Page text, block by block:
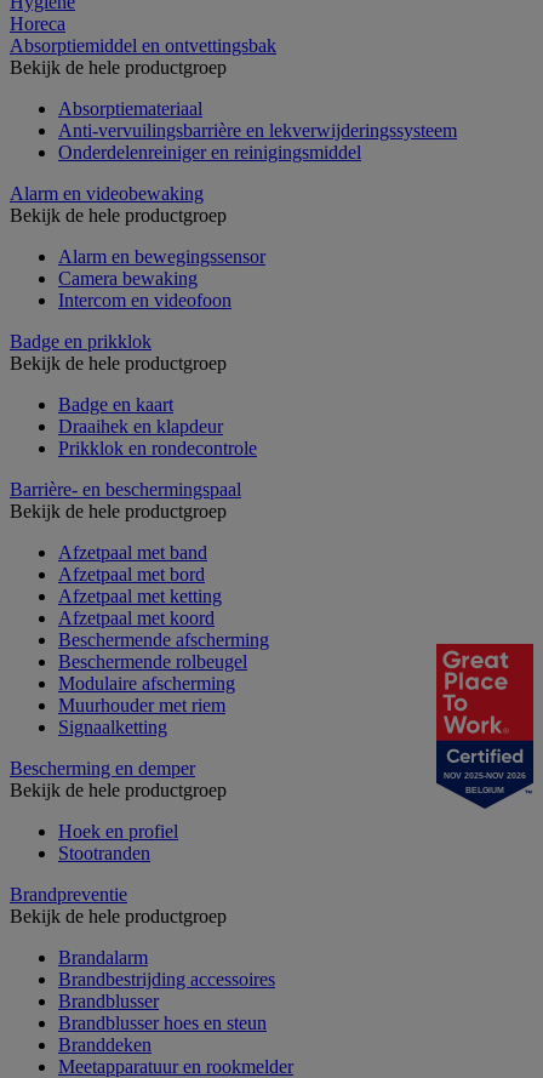
Horeca
Absorptiemiddel en ontvettingsbak
Bekijk de hele productgroep
Absorptiemateriaal
Anti-vervuilingsbarrière en lekverwijderingssysteem
Onderdelenreiniger en reinigingsmiddel
Alarm en videobewaking
Bekijk de hele productgroep
Alarm en bewegingssensor
Camera bewaking
Intercom en videofoon
Badge en prikklok
Bekijk de hele productgroep
Badge en kaart
Draaihek en klapdeur
Prikklok en rondecontrole
Barrière- en beschermingspaal
Bekijk de hele productgroep
Afzetpaal met band
Afzetpaal met bord
Afzetpaal met ketting
Afzetpaal met koord
Beschermende afscherming
Beschermende rolbeugel
Modulaire afscherming
Muurhouder met riem
Signaalketting
Bescherming en demper
Bekijk de hele productgroep
Hoek en profiel
Stootranden
Brandpreventie
Bekijk de hele productgroep
Brandalarm
Brandbestrijding accessoires
Brandblusser
Brandblusser hoes en steun
Branddeken
Meetapparatuur en rookmelder
NOV 2025-NOV 2026
BELGIUM